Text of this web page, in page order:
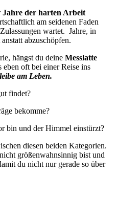
Jahre der harten Arbeit
am seidenen Faden
wartet. Jahre, in
abzuschöpfen.
hängst du deine Messlatte
eben oft bei einer Reise ins
am Leben.
findet?
bekomme?
bin und der Himmel einstürzt?
diesen beiden Kategorien.
größenwahnsinnig bist und
du nicht nur gerade so über